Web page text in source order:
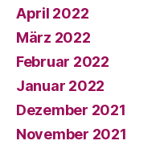
April 2022
März 2022
Februar 2022
Januar 2022
Dezember 2021
November 2021